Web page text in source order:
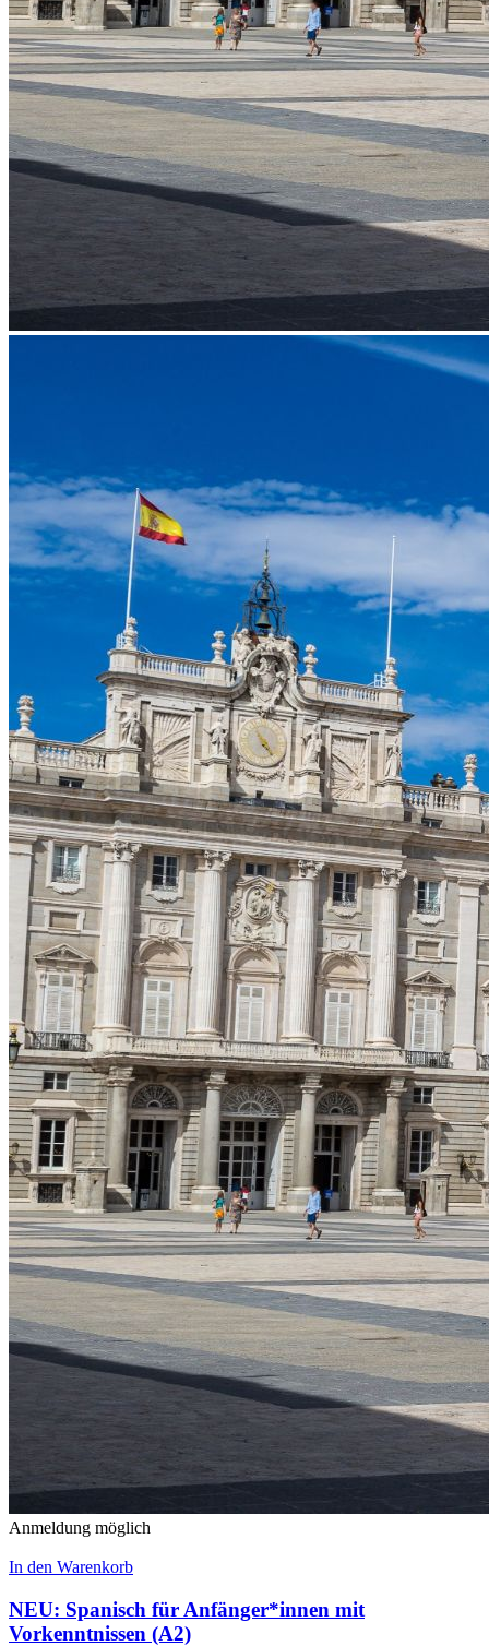
Anmeldung möglich
In den Warenkorb
NEU: Spanisch für Anfänger*innen mit
Vorkenntnissen (A2)